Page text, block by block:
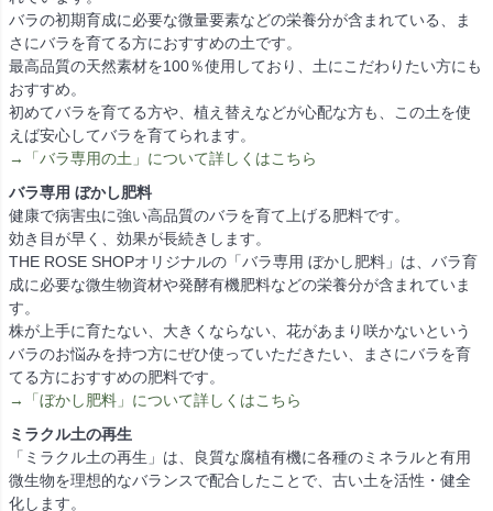
バラの初期育成に必要な微量要素などの栄養分が含まれている、ま
さにバラを育てる方におすすめの土です。
最高品質の天然素材を100％使用しており、土にこだわりたい方にも
おすすめ。
初めてバラを育てる方や、植え替えなどが心配な方も、この土を使
えば安心してバラを育てられます。
→「バラ専用の土」について詳しくはこちら
バラ専用 ぼかし肥料
健康で病害虫に強い高品質のバラを育て上げる肥料です。
効き目が早く、効果が長続きします。
THE ROSE SHOPオリジナルの「バラ専用 ぼかし肥料」は、バラ育
成に必要な微生物資材や発酵有機肥料などの栄養分が含まれていま
す。
株が上手に育たない、大きくならない、花があまり咲かないという
バラのお悩みを持つ方にぜひ使っていただきたい、まさにバラを育
てる方におすすめの肥料です。
→「ぼかし肥料」について詳しくはこちら
ミラクル土の再生
「ミラクル土の再生」は、良質な腐植有機に各種のミネラルと有用
微生物を理想的なバランスで配合したことで、古い土を活性・健全
化します。